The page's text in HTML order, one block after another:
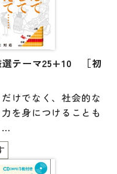
のかわからない」と
ことを目的に書かれ
、話しても大丈夫な
却することをめざし
アクティビティが収
選テーマ25+10 ［初
けでなく、社会的な
を身につけることも